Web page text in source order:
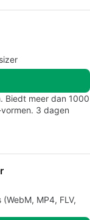
Biedt meer dan 1000
3 dagen
MP4, FLV,